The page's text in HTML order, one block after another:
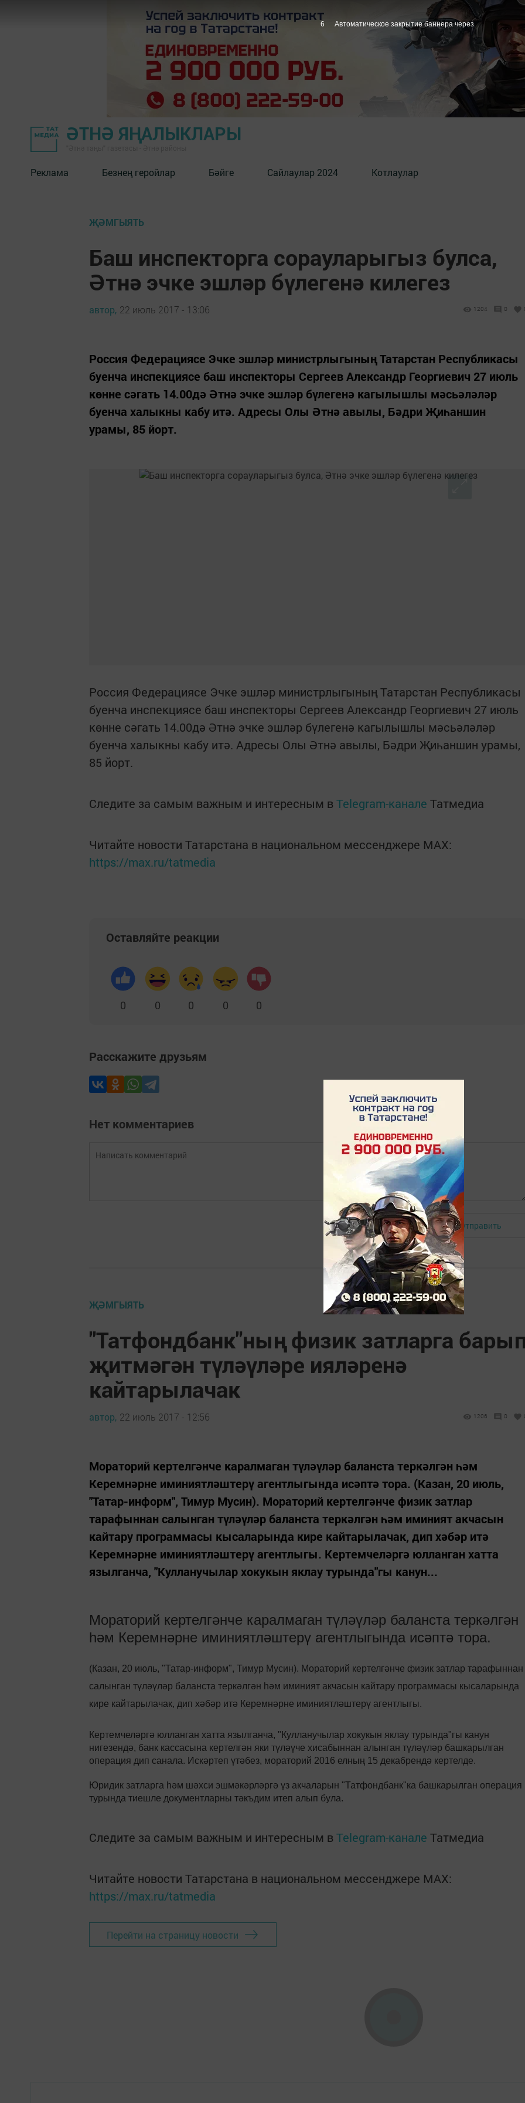
ӘТНӘ ЯҢАЛЫКЛАРЫ
Реклама Безнең геройлар Бәйге Сайлаулар 2024 Котлаулар
ҖӘМГЫЯТЬ
Баш инспекторга сорауларыгыз булса,
Әтнә эчке эшләр бүлегенә килегез
автор, 22 июль 2017 - 13:06 1204 0
Россия Федерациясе Эчке эшләр министрлыгының Татарстан Республикасы
буенча инспекциясе баш инспекторы Сергеев Александр Георгиевич 27 июль
көнне сәгать 14.00дә Әтнә эчке эшләр бүлегенә кагылышлы мәсьәләләр
буенча халыкны кабу итә. Адресы Олы Әтнә авылы, Бәдри Җиһаншин
урамы, 85 йорт.
Россия Федерациясе Эчке эшләр министрлыгының Татарстан Республикасы
буенча инспекциясе баш инспекторы Сергеев Александр Георгиевич 27 июль
көнне сәгать 14.00дә Әтнә эчке эшләр бүлегенә кагылышлы мәсьәләләр
буенча халыкны кабу итә. Адресы Олы Әтнә авылы, Бәдри Җиһаншин урамы,
85 йорт.
Следите за самым важным и интересным в Telegram-канале Татмедиа
Читайте новости Татарстана в национальном мессенджере MАХ:
https://max.ru/tatmedia
Оставляйте реакции
0 0 0 0 0
Расскажите друзьям
Нет комментариев
Авторизоваться Отправить
ҖӘМГЫЯТЬ
"Татфондбанк"ның физик затларга
җитмәгән түләүләре ияләренә
кайтарылачак
автор, 22 июль 2017 - 12:56 1206 0
Мораторий кертелгәнче каралмаган түләүләр баланста теркәлгән һәм
Керемнәрне иминиятләштерү агентлыгында исәптә тора. (Казан, 20 июль,
"Татар-информ", Тимур Мусин). Мораторий кертелгәнче физик затлар
тарафыннан салынган түләүләр баланста теркәлгән һәм иминият акчасын
кайтару программасы кысаларында кире кайтарылачак, дип хәбәр итә
Керемнәрне иминиятләштерү агентлыгы. Кертемчеләргә юлланган хатта
язылганча, "Кулланучылар хокукын яклау турында"гы канун...
Мораторий кертелгәнче каралмаган түләүләр баланста теркәлгән
һәм Керемнәрне иминиятләштерү агентлыгында исәптә тора.
(Казан, 20 июль, "Татар-информ", Тимур Мусин). Мораторий кертелгәнче физик затлар тарафыннан
салынган түләүләр баланста теркәлгән һәм иминият акчасын кайтару программасы кысаларында
кире кайтарылачак, дип хәбәр итә Керемнәрне иминиятләштерү агентлыгы.
Кертемчеләргә юлланган хатта язылганча, "Кулланучылар хокукын яклау турында"гы канун
нигезендә, банк кассасына кертелгән яки түләүче хисабыннан алынган түләүләр башкарылган
операция дип санала. Искәртеп үтәбез, мораторий 2016 елның 15 декабрендә кертелде.
Юридик затларга һәм шәхси эшмәкәрләргә үз акчаларын "Татфондбанк"ка башкарылган операция
турында тиешле документларны тәкъдим итеп алып була.
Следите за самым важным и интересным в Telegram-канале Татмедиа
Читайте новости Татарстана в национальном мессенджере MАХ:
https://max.ru/tatmedia
Перейти на страницу новости
5 Автоматическое закрытие баннера через